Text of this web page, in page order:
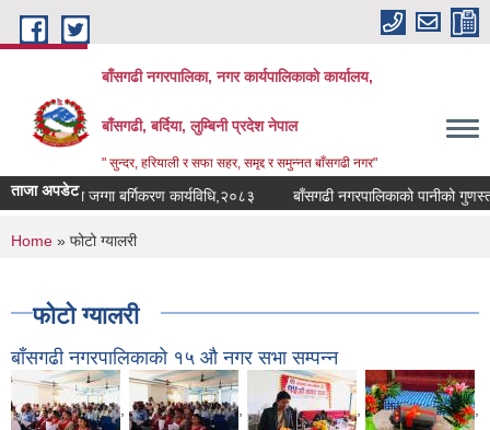
Skip to main content
बाँसगढी नगरपालिका, नगर कार्यपालिकाकाे कार्यालय,
बाँसगढी, बर्दिया, लुम्बिनी प्रदेश नेपाल
" सुन्दर, हरियाली र सफा सहर, समृद्द र समुन्नत बाँसगढी नगर"
ताजा अपडेट
तथा जग्गा बर्गिकरण कार्यविधि,२०८३ बाँसगढी नगरपालिकाको पानीको गुणस्तर
You are here
Home » फोटो ग्यालरी
फोटो ग्यालरी
बाँसगढी नगरपालिकाको १५ ‌औ नगर सभा सम्पन्न
, , , ,